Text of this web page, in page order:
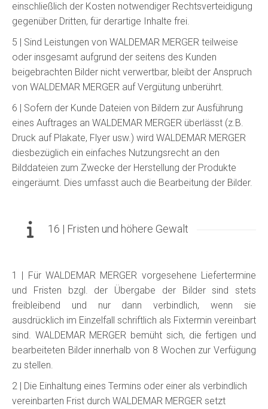
einschließlich der Kosten notwendiger Rechtsverteidigung
gegenüber Dritten, für derartige Inhalte frei.
5 | Sind Leistungen von WALDEMAR MERGER teilweise
oder insgesamt aufgrund der seitens des Kunden
beigebrachten Bilder nicht verwertbar, bleibt der Anspruch
von WALDEMAR MERGER auf Vergütung unberührt.
6 | Sofern der Kunde Dateien von Bildern zur Ausführung
eines Auftrages an WALDEMAR MERGER überlässt (z.B.
Druck auf Plakate, Flyer usw.) wird WALDEMAR MERGER
diesbezüglich ein einfaches Nutzungsrecht an den
Bilddateien zum Zwecke der Herstellung der Produkte
eingeräumt. Dies umfasst auch die Bearbeitung der Bilder.
16 | Fristen und höhere Gewalt
1 | Für WALDEMAR MERGER vorgesehene Liefertermine
und Fristen bzgl. der Übergabe der Bilder sind stets
freibleibend und nur dann verbindlich, wenn sie
ausdrücklich im Einzelfall schriftlich als Fixtermin vereinbart
sind. WALDEMAR MERGER bemüht sich, die fertigen und
bearbeiteten Bilder innerhalb von 8 Wochen zur Verfügung
zu stellen.
2 | Die Einhaltung eines Termins oder einer als verbindlich
vereinbarten Frist durch WALDEMAR MERGER setzt